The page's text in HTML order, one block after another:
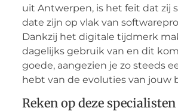
uit Antwerpen, is het feit dat zij
date zijn op vlak van
Dankzij het digitale tijdmerk
dagelijks gebruik van en dit
goede, aangezien je zo steeds
hebt van de evoluties van jouw
Reken op deze specialisten